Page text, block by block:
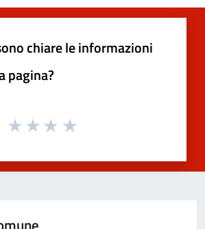
chiare le informazioni
pagina?